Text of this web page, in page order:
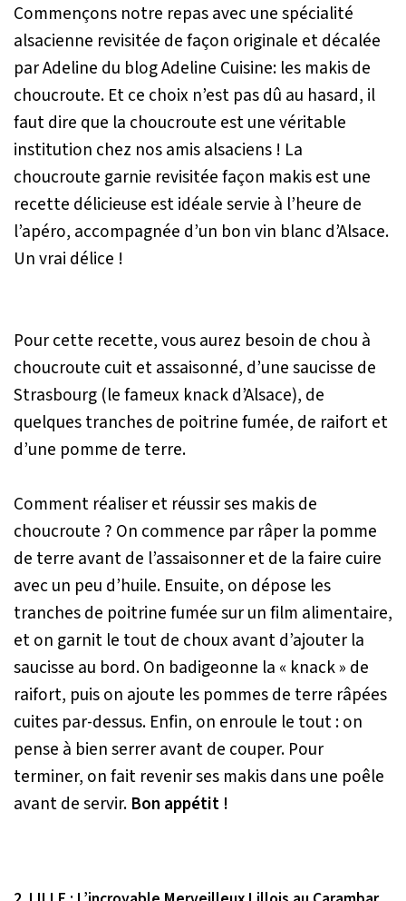
Commençons notre repas avec une spécialité
alsacienne revisitée de façon originale et décalée
par Adeline du blog Adeline Cuisine: les makis de
choucroute. Et ce choix n’est pas dû au hasard, il
faut dire que la choucroute est une véritable
institution chez nos amis alsaciens ! La
choucroute garnie revisitée façon makis est une
recette délicieuse est idéale servie à l’heure de
l’apéro, accompagnée d’un bon vin blanc d’Alsace.
Un vrai délice !
Pour cette recette, vous aurez besoin de chou à
choucroute cuit et assaisonné, d’une saucisse de
Strasbourg (le fameux knack d’Alsace), de
quelques tranches de poitrine fumée, de raifort et
d’une pomme de terre.
Comment réaliser et réussir ses makis de
choucroute ? On commence par râper la pomme
de terre avant de l’assaisonner et de la faire cuire
avec un peu d’huile. Ensuite, on dépose les
tranches de poitrine fumée sur un film alimentaire,
et on garnit le tout de choux avant d’ajouter la
saucisse au bord. On badigeonne la « knack » de
raifort, puis on ajoute les pommes de terre râpées
cuites par-dessus. Enfin, on enroule le tout : on
pense à bien serrer avant de couper. Pour
terminer, on fait revenir ses makis dans une poêle
avant de servir. Bon appétit !